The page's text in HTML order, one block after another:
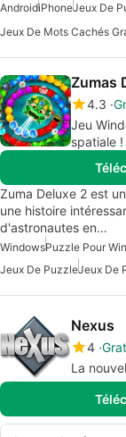
AndroidiPhoneJeux De
Zumas
4.3
Jeu
spatiale !
Zuma Deluxe 2 est
une histoire
d'astronautes en…
WindowsPuzzle Pour
Jeux De PuzzleJeux De
Nexus
4
La